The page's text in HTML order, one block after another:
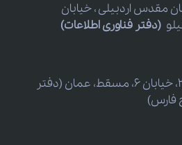
مقدس اردبیلی ، خیابان
(دفتر فناوری اطلاعات)
ال موج 335، خیابان 6، مسقط، عمان (دفتر
فارس)